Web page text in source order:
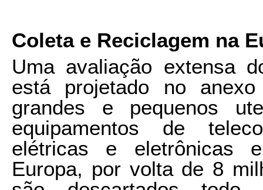
Coleta e Reciclagem na
Uma avaliação extensa
está projetado no
grandes e pequenos
equipamentos de
elétricas e eletrônicas
Europa, por volta de 8